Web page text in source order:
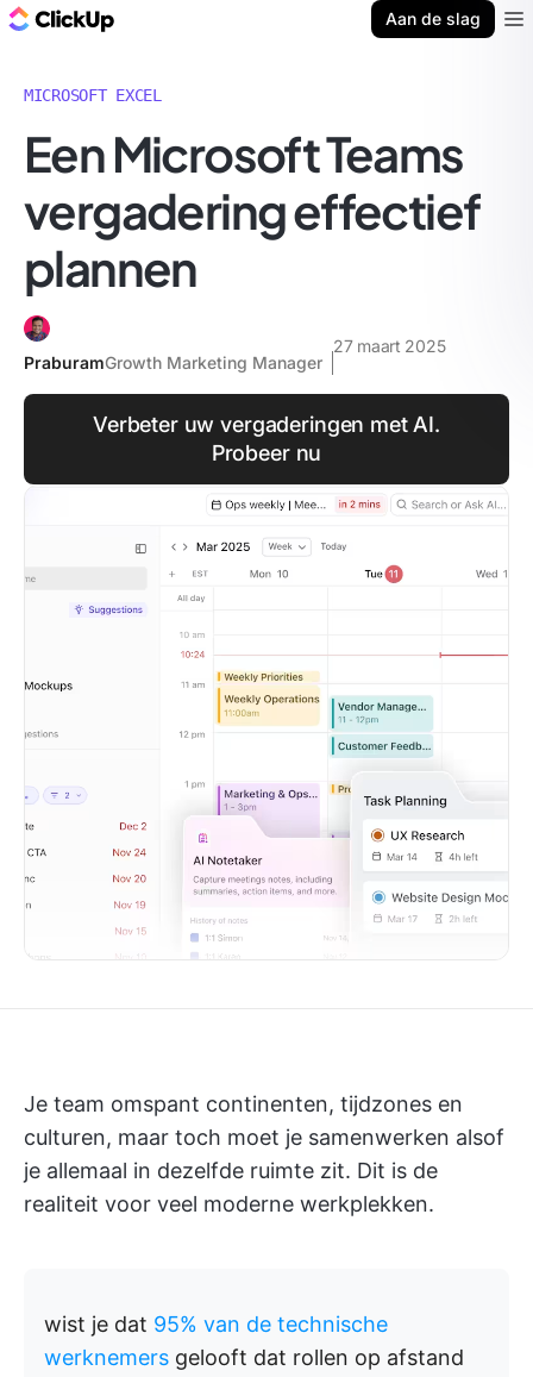
Aan de slag
MICROSOFT EXCEL
Een Microsoft Teams
vergadering effectief
plannen
PraburamGrowth Marketing Manager
27 maart 2025
Verbeter uw vergaderingen met AI.
Probeer nu
Je team omspant continenten, tijdzones en
culturen, maar toch moet je samenwerken alsof
je allemaal in dezelfde ruimte zit. Dit is de
realiteit voor veel moderne werkplekken.
wist je dat 95% van de technische
werknemers gelooft dat rollen op afstand